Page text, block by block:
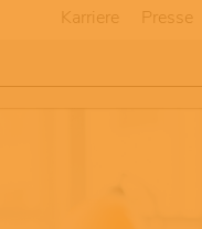
Karriere Presse